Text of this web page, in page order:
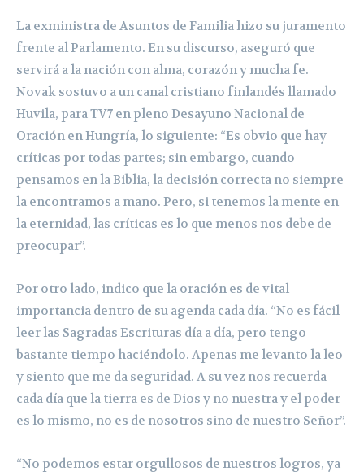
La exministra de Asuntos de Familia hizo su juramento
frente al Parlamento. En su discurso, aseguró que
servirá a la nación con alma, corazón y mucha fe.
Novak sostuvo a un canal cristiano finlandés llamado
Huvila, para TV7 en pleno Desayuno Nacional de
Oración en Hungría, lo siguiente: “Es obvio que hay
críticas por todas partes; sin embargo, cuando
pensamos en la Biblia, la decisión correcta no siempre
la encontramos a mano. Pero, si tenemos la mente en
la eternidad, las críticas es lo que menos nos debe de
preocupar”.
Por otro lado, indico que la oración es de vital
importancia dentro de su agenda cada día. “No es fácil
leer las Sagradas Escrituras día a día, pero tengo
bastante tiempo haciéndolo. Apenas me levanto la leo
y siento que me da seguridad. A su vez nos recuerda
cada día que la tierra es de Dios y no nuestra y el poder
es lo mismo, no es de nosotros sino de nuestro Señor”.
“No podemos estar orgullosos de nuestros logros, ya